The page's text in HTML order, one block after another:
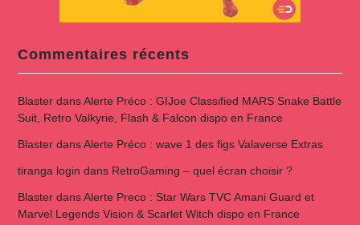
Commentaires récents
BlasterdansAlerte Préco : GIJoe Classified MARS Snake Battle
Suit, Retro Valkyrie, Flash & Falcon dispo en France
BlasterdansAlerte Préco : wave 1 des figs Valaverse Extras
tiranga login dans RetroGaming – quel écran choisir ?
BlasterdansAlerte Preco : Star Wars TVC Amani Guard et
Marvel Legends Vision & Scarlet Witch dispo en France